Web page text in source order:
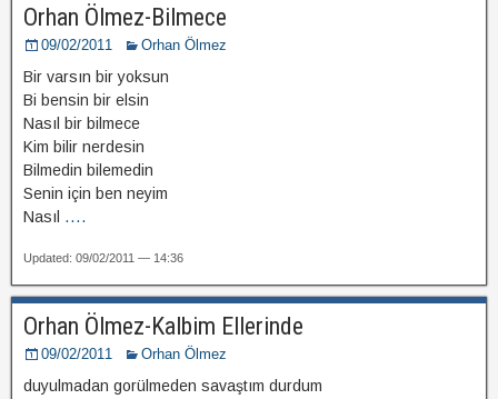
Orhan Ölmez-Bilmece
09/02/2011 Orhan Ölmez
Bir varsın bir yoksun
Bi bensin bir elsin
Nasıl bir bilmece
Kim bilir nerdesin
Bilmedin bilemedin
Senin için ben neyim
Nasıl ....
Updated: 09/02/2011 — 14:36
Orhan Ölmez-Kalbim Ellerinde
09/02/2011 Orhan Ölmez
duyulmadan gorülmeden savaştım durdum